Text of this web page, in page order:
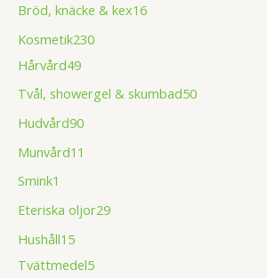
Bröd, knäcke & kex16
Kosmetik230
Hårvård49
Tvål, showergel & skumbad50
Hudvård90
Munvård11
Smink1
Eteriska oljor29
Hushåll15
Tvättmedel5